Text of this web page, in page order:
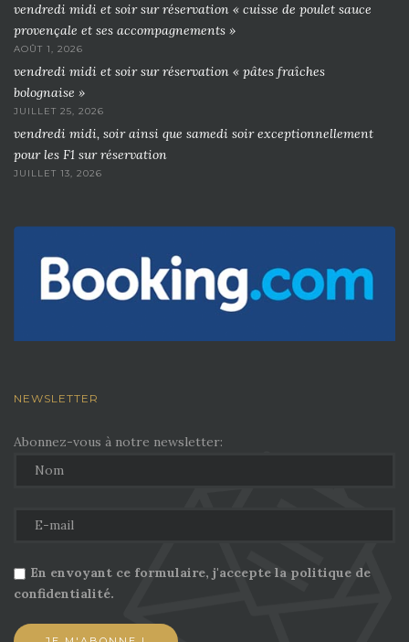
vendredi midi et soir sur réservation « cuisse de poulet sauce
provençale et ses accompagnements »
AOÛT 1, 2026
vendredi midi et soir sur réservation « pâtes fraîches
bolognaise »
JUILLET 25, 2026
vendredi midi, soir ainsi que samedi soir exceptionnellement
pour les F1 sur réservation
JUILLET 13, 2026
NEWSLETTER
Abonnez-vous à notre newsletter:
En envoyant ce formulaire, j'accepte la politique de
confidentialité.